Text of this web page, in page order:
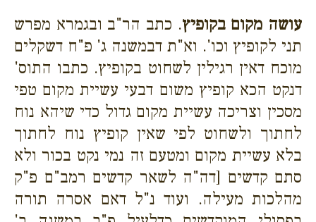
עושה מקום בקופיץ. כתב הר"ב ובגמרא מפרש
תני לקופיץ וכו'. וא"ת דבמשנה ג' פ"ח דשקלים
מוכח דאין רגילין לשחוט בקופיץ. כתבו התוס'
דנקט הכא קופיץ משום דבעי עשיית מקום טפי
מסכין וצריכה עשיית מקום גדול כדי שיהא נוח
לחתוך ולשחוט לפי שאין קופיץ נוח לחתוך
בלא עשיית מקום ומטעם זה נמי נקט בכור ולא
סתם קדשים [דה"ה לשאר קדשים רמב"ם פ"ק
מהלכות מעילה. ועוד נ"ל דאם אסרה תורה